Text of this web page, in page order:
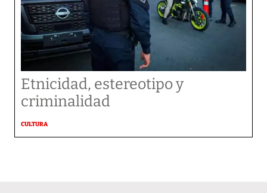
Etnicidad, estereotipo y
criminalidad
CULTURA